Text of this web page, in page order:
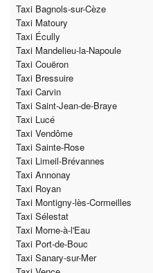
Taxi Bagnols-sur-Cèze
Taxi Matoury
Taxi Écully
Taxi Mandelieu-la-Napoule
Taxi Couëron
Taxi Bressuire
Taxi Carvin
Taxi Saint-Jean-de-Braye
Taxi Lucé
Taxi Vendôme
Taxi Sainte-Rose
Taxi Limeil-Brévannes
Taxi Annonay
Taxi Royan
Taxi Montigny-lès-Cormeilles
Taxi Sélestat
Taxi Morne-à-l'Eau
Taxi Port-de-Bouc
Taxi Sanary-sur-Mer